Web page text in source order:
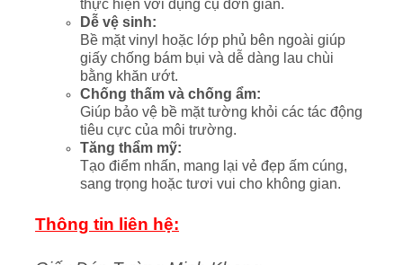
thực hiện với dụng cụ đơn giản.
Dễ vệ sinh:
Bề mặt vinyl hoặc lớp phủ bên ngoài giúp
giấy chống bám bụi và dễ dàng lau chùi
bằng khăn ướt.
Chống thấm và chống ẩm:
Giúp bảo vệ bề mặt tường khỏi các tác động
tiêu cực của môi trường.
Tăng thẩm mỹ:
Tạo điểm nhấn, mang lại vẻ đẹp ấm cúng,
sang trọng hoặc tươi vui cho không gian.
Thông tin liên hệ: